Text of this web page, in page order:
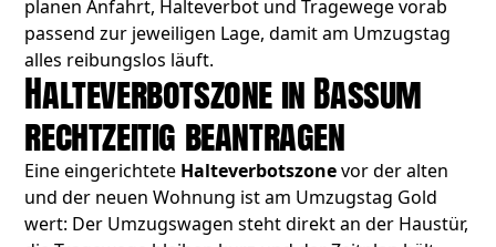
planen Anfahrt, Halteverbot und Tragewege vorab
passend zur jeweiligen Lage, damit am Umzugstag
alles reibungslos läuft.
Halteverbotszone in Bassum
rechtzeitig beantragen
Eine eingerichtete Halteverbotszonevor der alten
und der neuen Wohnung ist am Umzugstag Gold
wert: Der Umzugswagen steht direkt an der Haustür,